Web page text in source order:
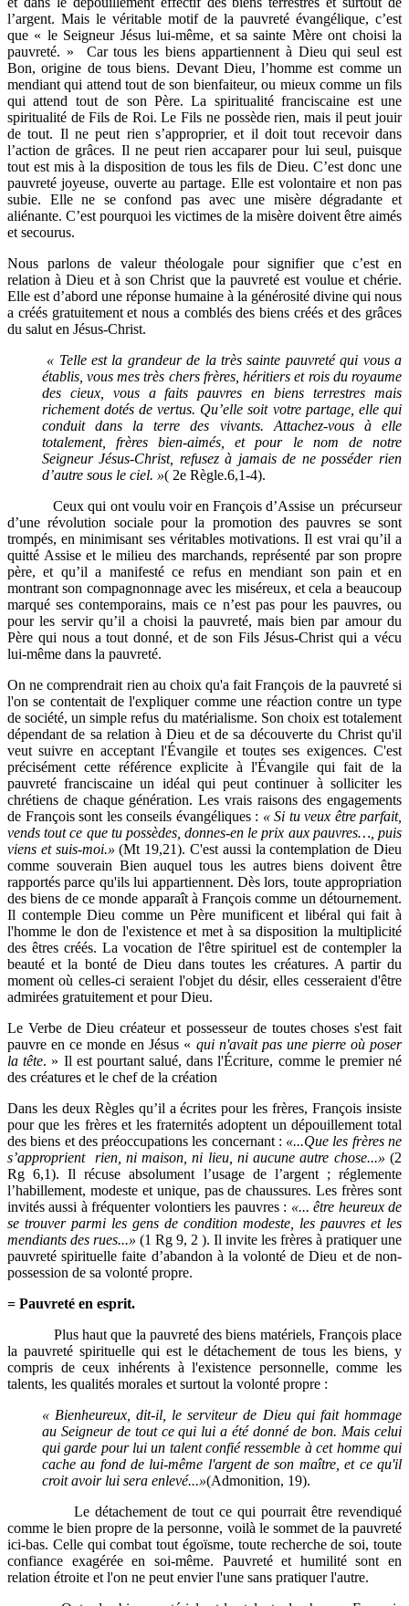
l’argent. Mais le véritable motif de la pauvreté évangélique, c’est
que « le Seigneur Jésus lui-même, et sa sainte Mère ont choisi la
pauvreté. » Car tous les biens appartiennent à Dieu qui seul est
Bon, origine de tous biens. Devant Dieu, l’homme est comme un
mendiant qui attend tout de son bienfaiteur, ou mieux comme un fils
qui attend tout de son Père. La spiritualité franciscaine est une
spiritualité de Fils de Roi. Le Fils ne possède rien, mais il peut jouir
de tout. Il ne peut rien s’approprier, et il doit tout recevoir dans
l’action de grâces. Il ne peut rien accaparer pour lui seul, puisque
tout est mis à la disposition de tous les fils de Dieu. C’est donc une
pauvreté joyeuse, ouverte au partage. Elle est volontaire et non pas
subie. Elle ne se confond pas avec une misère dégradante et
aliénante. C’est pourquoi les victimes de la misère doivent être aimés
et secourus.
Nous parlons de valeur théologale pour signifier que c’est en
relation à Dieu et à son Christ que la pauvreté est voulue et chérie.
Elle est d’abord une réponse humaine à la générosité divine qui nous
a créés gratuitement et nous a comblés des biens créés et des grâces
du salut en Jésus-Christ.
« Telle est la grandeur de la très sainte pauvreté qui vous a
établis, vous mes très chers frères, héritiers et rois du royaume
des cieux, vous a faits pauvres en biens terrestres mais
richement dotés de vertus. Qu’elle soit votre partage, elle qui
conduit dans la terre des vivants. Attachez-vous à elle
totalement, frères bien-aimés, et pour le nom de notre
Seigneur Jésus-Christ, refusez à jamais de ne posséder rien
d’autre sous le ciel. »( 2e Règle.6,1-4).
Ceux qui ont voulu voir en François d’Assise un précurseur
d’une révolution sociale pour la promotion des pauvres se sont
trompés, en minimisant ses véritables motivations. Il est vrai qu’il a
quitté Assise et le milieu des marchands, représenté par son propre
père, et qu’il a manifesté ce refus en mendiant son pain et en
montrant son compagnonnage avec les miséreux, et cela a beaucoup
marqué ses contemporains, mais ce n’est pas pour les pauvres, ou
pour les servir qu’il a choisi la pauvreté, mais bien par amour du
Père qui nous a tout donné, et de son Fils Jésus-Christ qui a vécu
lui-même dans la pauvreté.
On ne comprendrait rien au choix qu'a fait François de la pauvreté si
l'on se contentait de l'expliquer comme une réaction contre un type
de société, un simple refus du matérialisme. Son choix est totalement
dépendant de sa relation à Dieu et de sa découverte du Christ qu'il
veut suivre en acceptant l'Évangile et toutes ses exigences. C'est
précisément cette référence explicite à l'Évangile qui fait de la
pauvreté franciscaine un idéal qui peut continuer à solliciter les
chrétiens de chaque génération. Les vrais raisons des engagements
de François sont les conseils évangéliques : « Si tu veux être parfait,
vends tout ce que tu possèdes, donnes-en le prix aux pauvres…, puis
viens et suis-moi.»(Mt 19,21). C'est aussi la contemplation de Dieu
comme souverain Bien auquel tous les autres biens doivent être
rapportés parce qu'ils lui appartiennent. Dès lors, toute appropriation
des biens de ce monde apparaît à François comme un détournement.
Il contemple Dieu comme un Père munificent et libéral qui fait à
l'homme le don de l'existence et met à sa disposition la multiplicité
des êtres créés. La vocation de l'être spirituel est de contempler la
beauté et la bonté de Dieu dans toutes les créatures. A partir du
moment où celles-ci seraient l'objet du désir, elles cesseraient d'être
admirées gratuitement et pour Dieu.
Le Verbe de Dieu créateur et possesseur de toutes choses s'est fait
pauvre en ce monde en Jésus « qui n'avait pas une pierre où poser
la tête. » Il est pourtant salué, dans l'Écriture, comme le premier né
des créatures et le chef de la création
Dans les deux Règles qu’il a écrites pour les frères, François insiste
pour que les frères et les fraternités adoptent un dépouillement total
des biens et des préoccupations les concernant : «...Que les frères ne
s’approprient rien, ni maison, ni lieu, ni aucune autre chose...» (2
Rg 6,1). Il récuse absolument l’usage de l’argent ; réglemente
l’habillement, modeste et unique, pas de chaussures. Les frères sont
invités aussi à fréquenter volontiers les pauvres : «... être heureux de
se trouver parmi les gens de condition modeste, les pauvres et les
mendiants des rues...» (1 Rg 9, 2 ). Il invite les frères à pratiquer une
pauvreté spirituelle faite d’abandon à la volonté de Dieu et de non-
possession de sa volonté propre.
= Pauvreté en esprit.
Plus haut que la pauvreté des biens matériels, François place
la pauvreté spirituelle qui est le détachement de tous les biens, y
compris de ceux inhérents à l'existence personnelle, comme les
talents, les qualités morales et surtout la volonté propre :
« Bienheureux, dit-il, le serviteur de Dieu qui fait hommage
au Seigneur de tout ce qui lui a été donné de bon. Mais celui
qui garde pour lui un talent confié ressemble à cet homme qui
cache au fond de lui-même l'argent de son maître, et ce qu'il
croit avoir lui sera enlevé...»(Admonition, 19).
Le détachement de tout ce qui pourrait être revendiqué
comme le bien propre de la personne, voilà le sommet de la pauvreté
ici-bas. Celle qui combat tout égoïsme, toute recherche de soi, toute
confiance exagérée en soi-même. Pauvreté et humilité sont en
relation étroite et l'on ne peut envier l'une sans pratiquer l'autre.